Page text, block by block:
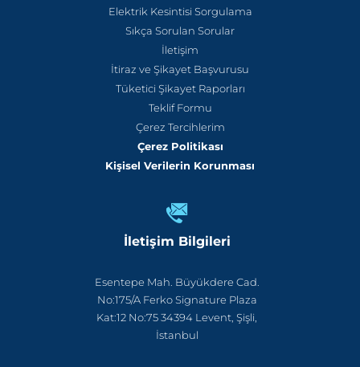
Elektrik Kesintisi Sorgulama
Sıkça Sorulan Sorular
İletişim
İtiraz ve Şikayet Başvurusu
Tüketici Şikayet Raporları
Teklif Formu
Çerez Tercihlerim
Çerez Politikası
Kişisel Verilerin Korunması
İletişim Bilgileri
Esentepe Mah. Büyükdere Cad.
No:175/A Ferko Signature Plaza
Kat:12 No:75 34394 Levent, Şişli,
İstanbul